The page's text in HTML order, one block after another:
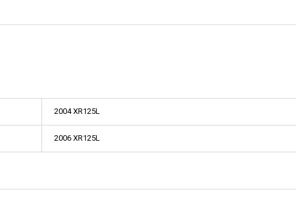
2004 XR125L
2006 XR125L